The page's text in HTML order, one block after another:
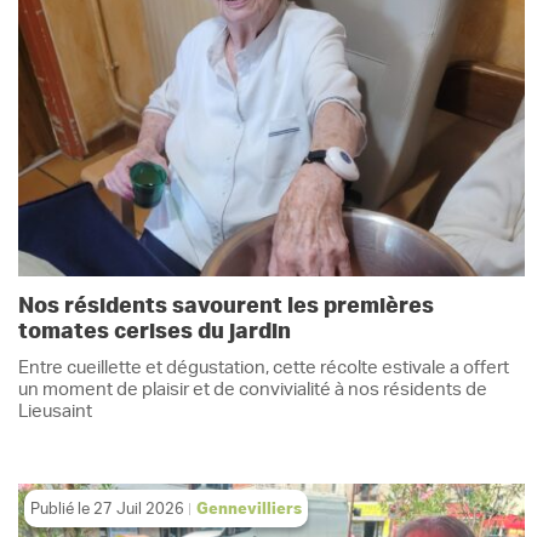
Nos résidents savourent les premières
tomates cerises du jardin
Entre cueillette et dégustation, cette récolte estivale a offert
un moment de plaisir et de convivialité à nos résidents de
Lieusaint
Publié le 27 Juil 2026 Gennevilliers